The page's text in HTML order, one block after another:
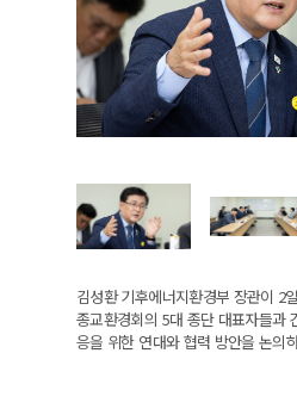
김성환 기후에너지환경부 장관이 2
종교환경회의 5대 종단 대표자들과
응을 위한 연대와 협력 방안을 논의